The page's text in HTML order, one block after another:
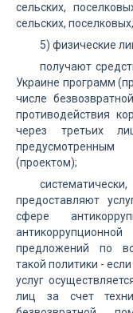
сельских,
сельских,
5) физические
получают
Украине программ
числе
противодействия
через третьих
(проектом);
предоставляют
сфере
предложений по
такой политики -
услуг
лиц за счет